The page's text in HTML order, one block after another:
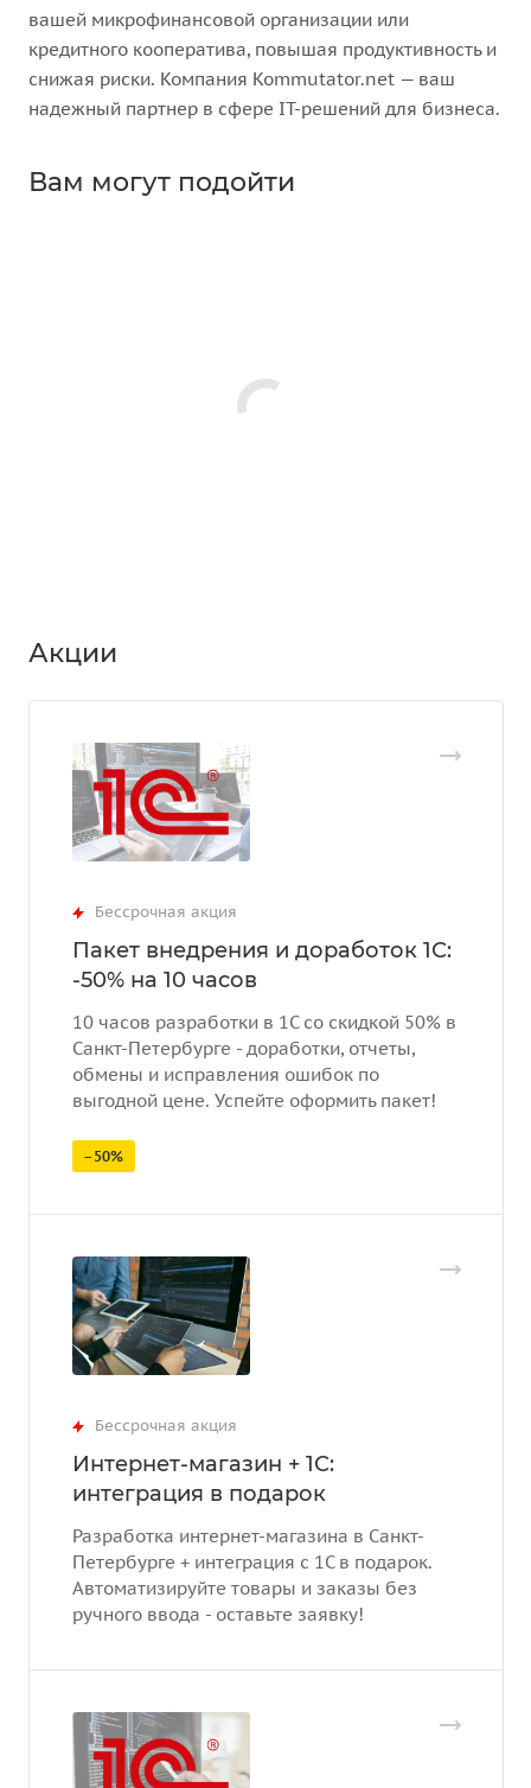
вашей микрофинансовой организации или
кредитного кооператива, повышая продуктивность и
снижая риски. Компания Kommutator.net — ваш
надежный партнер в сфере IT-решений для бизнеса.
Вам могут подойти
Акции
Бессрочная акция
Пакет внедрения и доработок 1С:
-50% на 10 часов
10 часов разработки в 1С со скидкой 50% в
Санкт-Петербурге - доработки, отчеты,
обмены и исправления ошибок по
выгодной цене. Успейте оформить пакет!
–50%
Бессрочная акция
Интернет-магазин + 1С:
интеграция в подарок
Разработка интернет-магазина в Санкт-
Петербурге + интеграция с 1С в подарок.
Автоматизируйте товары и заказы без
ручного ввода - оставьте заявку!